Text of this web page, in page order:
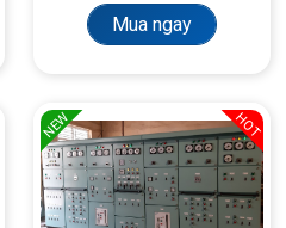
Mua ngay
NEW HOT